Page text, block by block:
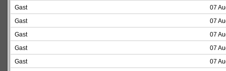
Gast
07
Gast
07
Gast
07
Gast
07
Gast
07